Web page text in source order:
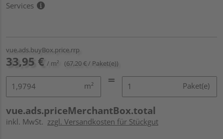
Services
vue.ads.buyBox.price.rrp
33,95 € / m² (67,20 € / Paket(e))
m² Paket(e)
vue.ads.priceMerchantBox.total
inkl. MwSt. zzgl. Versandkosten für Stückgut